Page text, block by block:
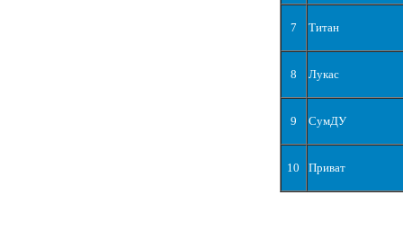
7 Титан
8 Лукас
9 СумДУ
10 Приват